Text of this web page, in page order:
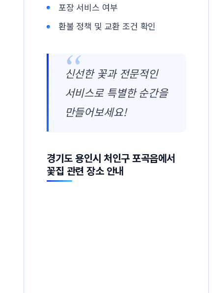
포장 서비스 여부
환불 정책 및 교환 조건 확인
신선한 꽃과 전문적인
서비스로 특별한 순간을
만들어보세요!
경기도 용인시 처인구 포곡읍에서
꽃집 관련 장소 안내